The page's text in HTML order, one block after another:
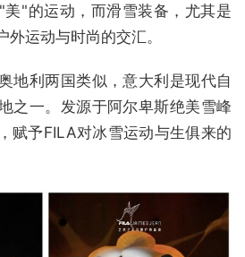
"的运动，而滑雪装备，尤其是
运动与时尚的交汇。
地利两国类似，意大利是现代自
之一。发源于阿尔卑斯绝美雪峰
赋予FILA对冰雪运动与生俱来的